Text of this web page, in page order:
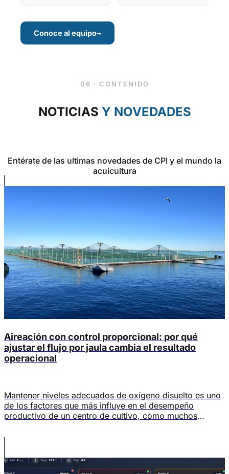
Conoce al equipo→
06 · CONTENIDO
NOTICIAS Y NOVEDADES
Entérate de las ultimas novedades de CPI y el mundo la
acuicultura
Aireación con control proporcional: por qué
ajustar el flujo por jaula cambia el resultado
operacional
Mantener niveles adecuados de oxígeno disuelto es uno
de los factores que más influye en el desempeño
productivo de un centro de cultivo, como muchos
reducir la mortalidad, mejorar la conversión alimenticia y
lograrlo de manera eficiente no depende únicamente […]